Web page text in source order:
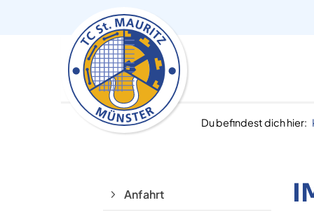
Du befindest dich hier:
Anfahrt